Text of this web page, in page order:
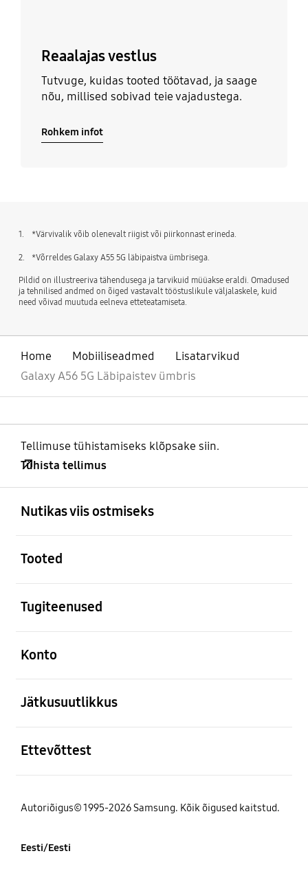
Reaalajas vestlus
Tutvuge, kuidas tooted töötavad, ja saage
nõu, millised sobivad teie vajadustega.
Rohkem infot
1. *Värvivalik võib olenevalt riigist või piirkonnast erineda.
2. *Võrreldes Galaxy A55 5G läbipaistva ümbrisega.
Pildid on illustreeriva tähendusega ja tarvikuid müüakse eraldi. Omadused
ja tehnilised andmed on õiged vastavalt tööstuslikule väljalaskele, kuid
need võivad muutuda eelneva etteteatamiseta.
Home Mobiiliseadmed
Lisatarvikud
Galaxy A56 5G Läbipaistev ümbris
Tellimuse tühistamiseks klõpsake siin.
Tühista tellimus
Nutikas viis ostmiseks
Tooted
Tugiteenused
Konto
Jätkusuutlikkus
Ettevõttest
Autoriõigus© 1995-2026 Samsung. Kõik õigused kaitstud.
Eesti/Eesti